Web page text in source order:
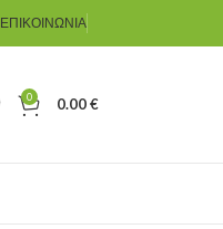
ΕΠΙΚΟΙΝΩΝΊΑ
0 0.00€